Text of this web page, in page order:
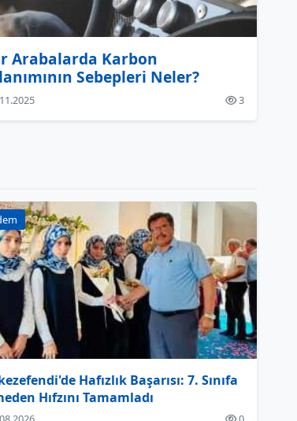
Arabalarda Karbon
Sebepleri Neler?
3
Hafızlık Başarısı: 7. Sınıfa
Hıfzını Tamamladı